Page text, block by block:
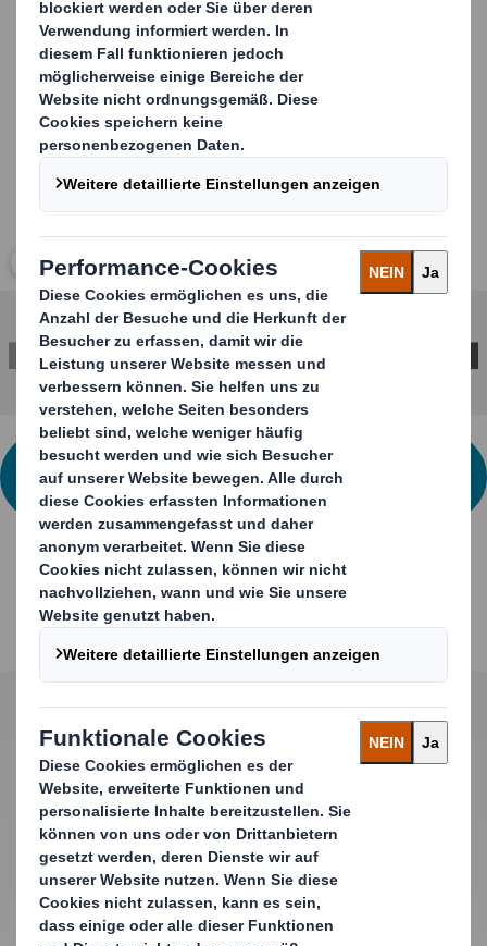
aus kontrolliert nachhaltigem Anbau.
Carousel. Use previous and next buttons to move
Klicken Sie zum Vergrößern des Bildes
KONTAKTIEREN SIE UNS FÜR WEITERE
INFORMATIONEN
Innovative Besonderheiten